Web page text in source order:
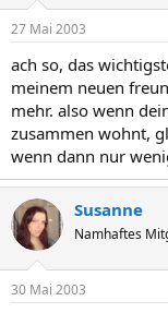
27 Mai 2003
ach so, das
meinem neuen
mehr. also wenn
zusammen wohnt,
wenn dann nur
Susanne
Namhaftes
30 Mai 2003